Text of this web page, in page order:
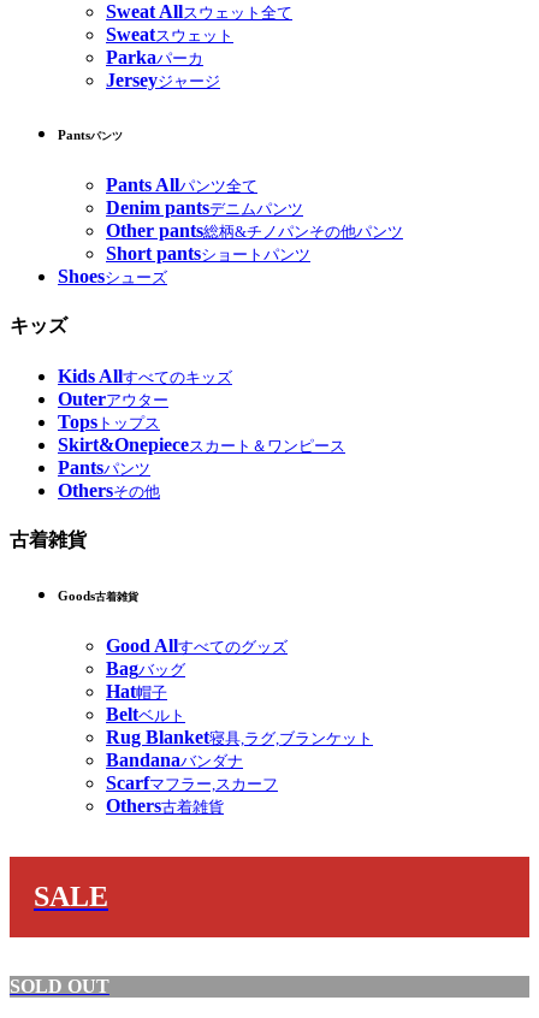
Sweat Allスウェット全て
Sweatスウェット
Parkaパーカ
Jerseyジャージ
Pantsパンツ
Pants Allパンツ全て
Denim pantsデニムパンツ
Other pants総柄&チノパンその他パンツ
Short pantsショートパンツ
Shoesシューズ
キッズ
Kids Allすべてのキッズ
Outerアウター
Tops トップス
Skirt&Onepieceスカート＆ワンピース
Pantsパンツ
Othersその他
古着雑貨
Goods古着雑貨
Good Allすべてのグッズ
Bagバッグ
Hat帽子
Beltベルト
Rug Blanket寝具,ラグ,ブランケット
Bandanaバンダナ
Scarfマフラー,スカーフ
Others古着雑貨
SALE
SOLD OUT